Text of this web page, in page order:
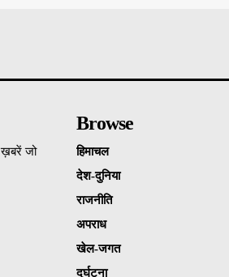
ख़बरें जो
Browse
हिमाचल
देश-दुनिया
राजनीति
अपराध
खेल-जगत
दुर्घटना